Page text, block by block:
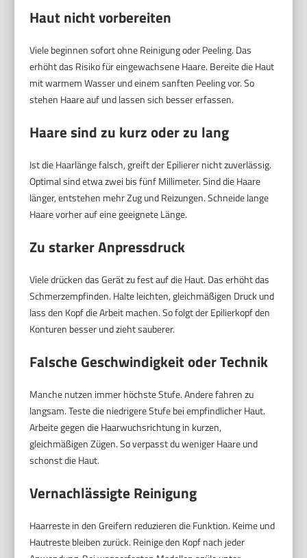
Haut nicht vorbereiten
Viele beginnen sofort ohne Reinigung oder Peeling. Das
erhöht das Risiko für eingewachsene Haare. Bereite die Haut
mit warmem Wasser und einem sanften Peeling vor. So
stehen Haare auf und lassen sich besser erfassen.
Haare sind zu kurz oder zu lang
Ist die Haarlänge falsch, greift der Epilierer nicht zuverlässig.
Optimal sind etwa zwei bis fünf Millimeter. Sind die Haare
länger, entstehen mehr Zug und Reizungen. Schneide lange
Haare vorher auf eine geeignete Länge.
Zu starker Anpressdruck
Viele drücken das Gerät zu fest auf die Haut. Das erhöht das
Schmerzempfinden. Halte leichten, gleichmäßigen Druck und
lass den Kopf die Arbeit machen. So folgt der Epilierkopf den
Konturen besser und zieht sauberer.
Falsche Geschwindigkeit oder Technik
Manche nutzen immer höchste Stufe. Andere fahren zu
langsam. Teste die niedrigere Stufe bei empfindlicher Haut.
Arbeite gegen die Haarwuchsrichtung in kurzen,
gleichmäßigen Zügen. So verpasst du weniger Haare und
schonst die Haut.
Vernachlässigte Reinigung
Haarreste in den Greifern reduzieren die Funktion. Keime und
Hautreste bleiben zurück. Reinige den Kopf nach jeder